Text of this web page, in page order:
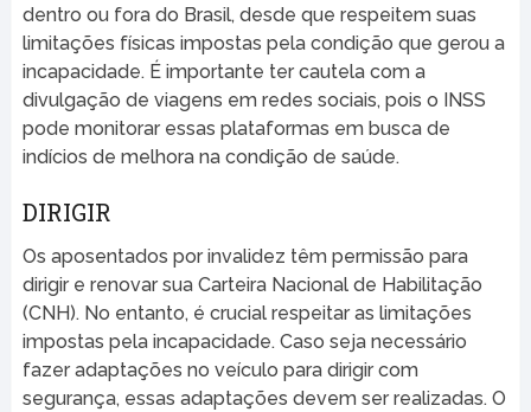
dentro ou fora do Brasil, desde que respeitem suas
limitações físicas impostas pela condição que gerou a
incapacidade. É importante ter cautela com a
divulgação de viagens em redes sociais, pois o INSS
pode monitorar essas plataformas em busca de
indícios de melhora na condição de saúde.
DIRIGIR
Os aposentados por invalidez têm permissão para
dirigir e renovar sua Carteira Nacional de Habilitação
(CNH). No entanto, é crucial respeitar as limitações
impostas pela incapacidade. Caso seja necessário
fazer adaptações no veículo para dirigir com
segurança, essas adaptações devem ser realizadas. O